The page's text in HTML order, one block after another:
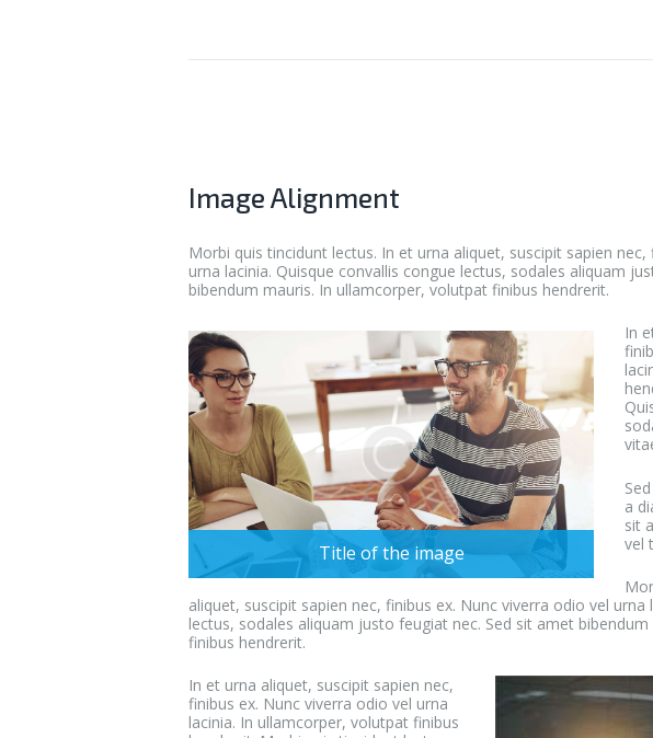
Image Alignment
Morbi quis tincidunt lectus. In et urna aliquet, suscipit sapien
urna lacinia. Quisque convallis congue lectus, sodales aliquam
bibendum mauris. In ullamcorper, volutpat finibus hendrerit.
Title of the image
In
a
sit
vel
aliquet, suscipit sapien nec, finibus ex. Nunc viverra odio vel urna
lectus, sodales aliquam justo feugiat nec. Sed sit amet
finibus hendrerit.
In et urna aliquet, suscipit sapien nec,
finibus ex. Nunc viverra odio vel urna
lacinia. In ullamcorper, volutpat finibus